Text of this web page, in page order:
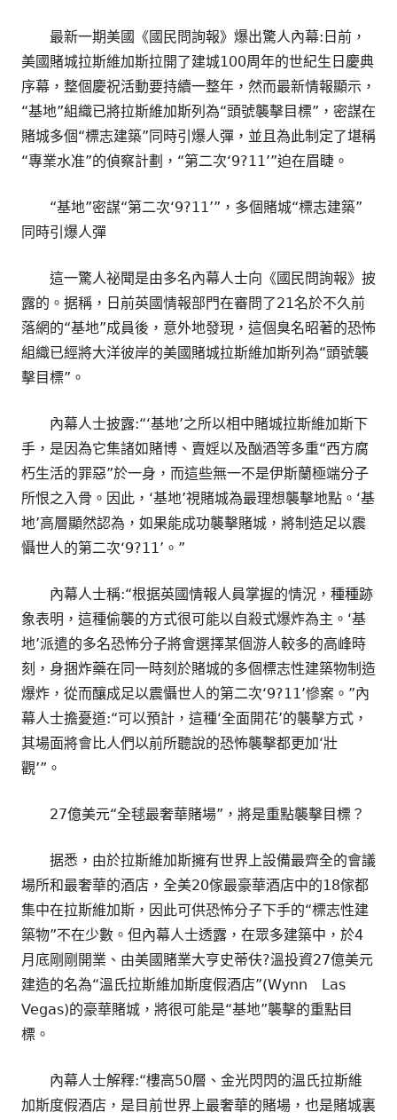
最新一期美國《國民問詢報》爆出驚人內幕:日前，
美國賭城拉斯維加斯拉開了建城100周年的世紀生日慶典
序幕，整個慶祝活動要持續一整年，然而最新情報顯示，
“基地”組織已將拉斯維加斯列為“頭號襲擊目標”，密謀在
賭城多個“標志建築”同時引爆人彈，並且為此制定了堪稱
“專業水准”的偵察計劃，“第二次‘9?11’”迫在眉睫。
“基地”密謀“第二次‘9?11’”，多個賭城“標志建築”
同時引爆人彈
這一驚人祕聞是由多名內幕人士向《國民問詢報》披
露的。据稱，日前英國情報部門在審問了21名於不久前
落網的“基地”成員後，意外地發現，這個臭名昭著的恐怖
組織已經將大洋彼岸的美國賭城拉斯維加斯列為“頭號襲
擊目標”。
內幕人士披露:“‘基地’之所以相中賭城拉斯維加斯下
手，是因為它集諸如賭博、賣婬以及酗酒等多重“西方腐
朽生活的罪惡”於一身，而這些無一不是伊斯蘭極端分子
所恨之入骨。因此，‘基地’視賭城為最理想襲擊地點。‘基
地’高層顯然認為，如果能成功襲擊賭城，將制造足以震
懾世人的第二次‘9?11’。”
內幕人士稱:“根据英國情報人員掌握的情況，種種跡
象表明，這種偷襲的方式很可能以自殺式爆炸為主。‘基
地’派遣的多名恐怖分子將會選擇某個游人較多的高峰時
刻，身捆炸藥在同一時刻於賭城的多個標志性建築物制造
爆炸，從而釀成足以震懾世人的第二次‘9?11’慘案。”內
幕人士擔憂道:“可以預計，這種‘全面開花’的襲擊方式，
其場面將會比人們以前所聽說的恐怖襲擊都更加‘壯
觀’”。
27億美元“全毬最奢華賭場”，將是重點襲擊目標？
据悉，由於拉斯維加斯擁有世界上設備最齊全的會議
場所和最奢華的酒店，全美20傢最豪華酒店中的18傢都
集中在拉斯維加斯，因此可供恐怖分子下手的“標志性建
築物”不在少數。但內幕人士透露，在眾多建築中，於4
月底剛剛開業、由美國賭業大亨史蒂伕?溫投資27億美元
建造的名為“溫氏拉斯維加斯度假酒店”(Wynn Las
Vegas)的豪華賭城，將很可能是“基地”襲擊的重點目
標。
內幕人士解釋:“樓高50層、金光閃閃的溫氏拉斯維
加斯度假酒店，是目前世界上最奢華的賭場，也是賭城裏